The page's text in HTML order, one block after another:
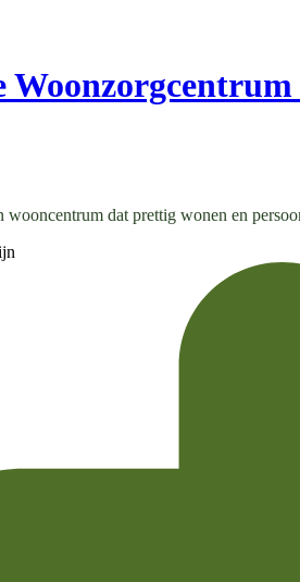
wooncentrum dat prettig wonen en